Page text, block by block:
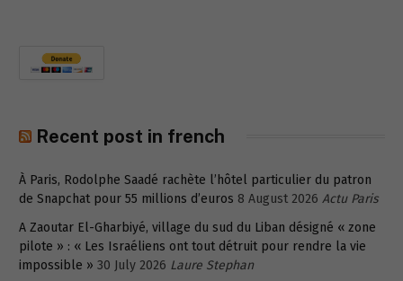
Recent post in french
À Paris, Rodolphe Saadé rachète l’hôtel particulier du patron
de Snapchat pour 55 millions d’euros 8 August 2026 Actu Paris
A Zaoutar El-Gharbiyé, village du sud du Liban désigné « zone
pilote » : « Les Israéliens ont tout détruit pour rendre la vie
impossible » 30 July 2026 Laure Stephan